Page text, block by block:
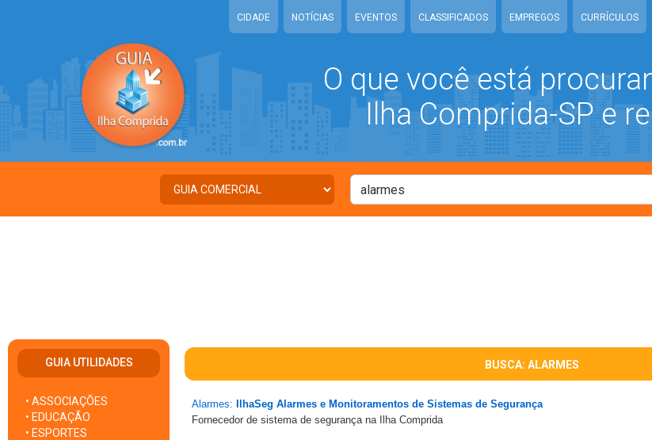
CIDADE NOTÍCIAS EVENTOS CLASSIFICADOS EMPREGOS CURRÍCULOS
O que você está
Ilha Comprida-SP e
GUIA UTILIDADES
• ASSOCIAÇÕES
• EDUCAÇÃO
• ESPORTES
BUSCA: ALARMES
Alarmes:
IlhaSeg Alarmes e Monitoramentos de Sistemas de Segurança
Fornecedor de sistema de segurança na Ilha Comprida